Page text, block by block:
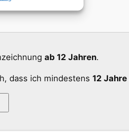
ab 12 Jahren.
dass ich mindestens12 Jahre